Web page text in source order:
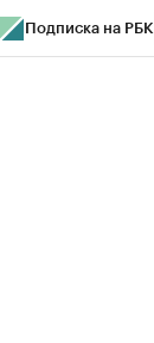
Подписка на РБК